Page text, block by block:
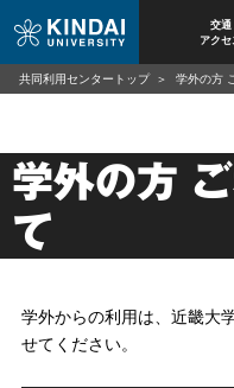
交通
アクセ
学外の方
て
学外からの利用は、近畿大
せてください。
共同利用センタートップ 学外の方